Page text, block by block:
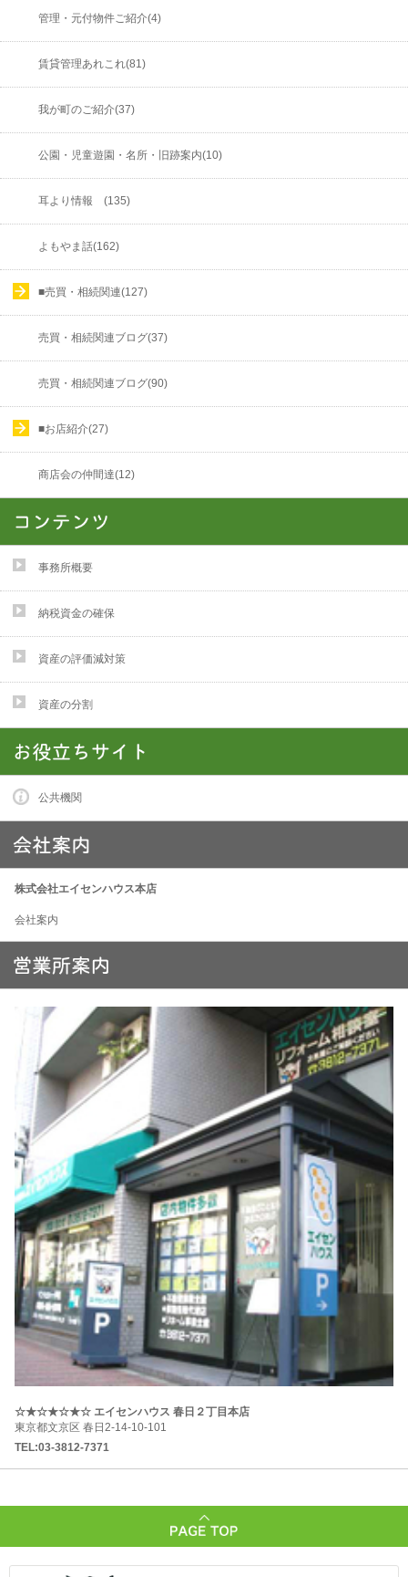
管理・元付物件ご紹介(4)
賃貸管理あれこれ(81)
我が町のご紹介(37)
公園・児童遊園・名所・旧跡案内(10)
耳より情報 (135)
よもやま話(162)
■売買・相続関連(127)
売買・相続関連ブログ(37)
売買・相続関連ブログ(90)
■お店紹介(27)
商店会の仲間達(12)
事務所概要
納税資金の確保
資産の評価減対策
資産の分割
公共機関
株式会社エイセンハウス本店
会社案内
☆★☆★☆★☆ エイセンハウス 春日２丁目本店
東京都文京区 春日2-14-10-101
TEL:03-3812-7371